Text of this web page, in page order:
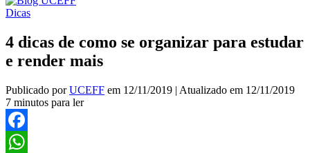
Dicas
4 dicas de como se organizar para estudar
e render mais
Publicado porUCEFF em 12/11/2019 | Atualizado em 12/11/2019
7 minutos para ler
Facebook